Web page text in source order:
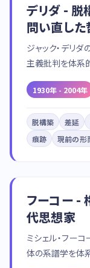
デリダ - 脱
問い直した
ジャック・デリ
主義批判を体系
1930年 - 2004年
脱構築 差延
痕跡
現前の形
フーコー -
代思想家
ミシェル・フー
体の系譜学を体